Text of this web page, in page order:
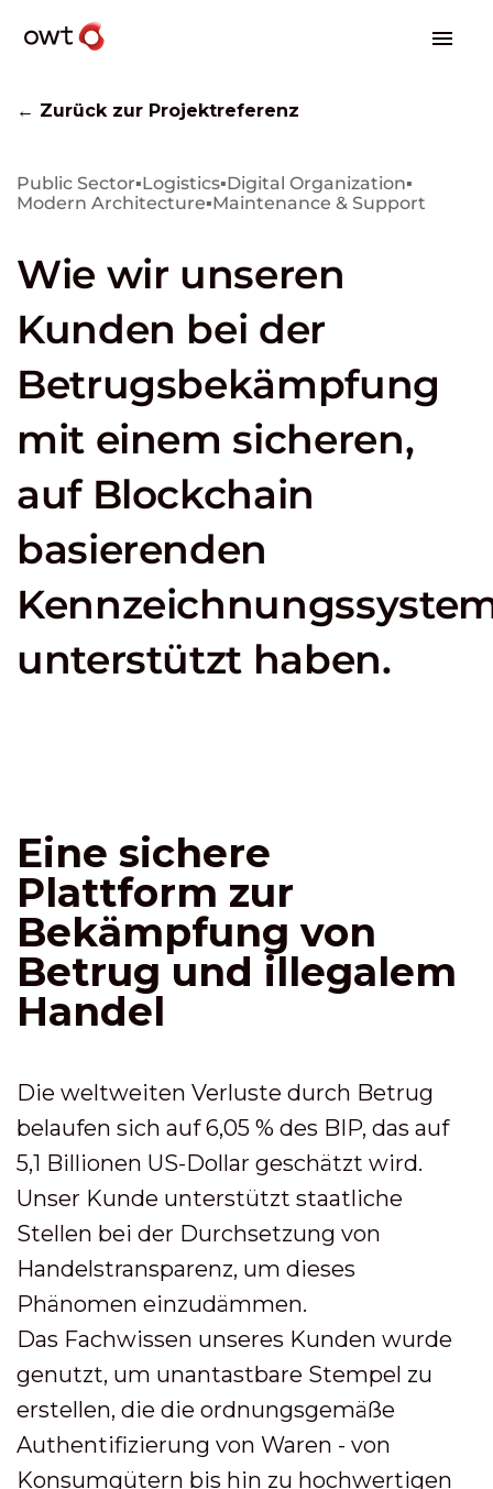
← Zurück zur Projektreferenz
Public Sector▪Logistics▪Digital Organization▪
Modern Architecture▪Maintenance & Support
Wie wir unseren
Kunden bei der
Betrugsbekämpfung
mit einem sicheren,
auf Blockchain
basierenden
unterstützt haben.
Eine sichere
Plattform zur
Bekämpfung von
Betrug und illegalem
Handel
Die weltweiten Verluste durch Betrug
belaufen sich auf 6,05 % des BIP, das auf
5,1 Billionen US-Dollar geschätzt wird.
Unser Kunde unterstützt staatliche
Stellen bei der Durchsetzung von
Handelstransparenz, um dieses
Phänomen einzudämmen.
Das Fachwissen unseres Kunden wurde
genutzt, um unantastbare Stempel zu
erstellen, die die ordnungsgemäße
Authentifizierung von Waren - von
Konsumgütern bis hin zu hochwertigen